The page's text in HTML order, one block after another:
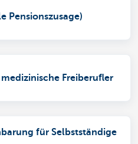
Pensionszusage)
Freiberufler
für Selbstständige